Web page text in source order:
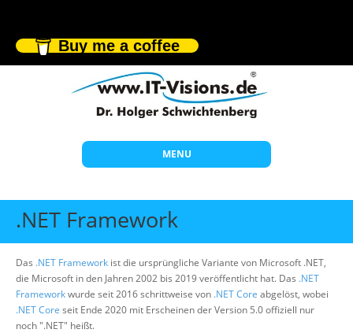
Buy me a coffee
MENU
Start
Themen
Beratung
Individuelle Schulungen
Offene Seminare
.NET Framework
Das .NET Framework ist die ursprüngliche Variante von Microsoft .NET,
die Microsoft in den Jahren 2002 bis 2019 veröffentlicht hat. Das .NET
Frameworkwurde seit 2016 schrittweise von .NET Core abgelöst, wobei
.NET Core seit Ende 2020 mit Erscheinen der Version 5.0 offiziell nur
noch ".NET" heißt.